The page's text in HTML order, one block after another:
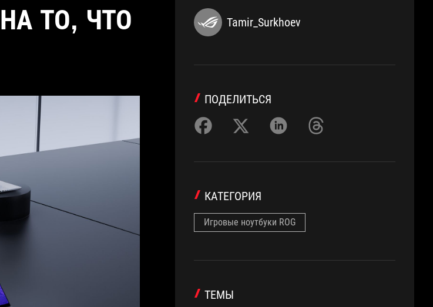
ТО, ЧТО
Tamir_Surkhoev
ПОДЕЛИТЬСЯ
КАТЕГОРИЯ
Игровые ноутбуки ROG
ТЕМЫ